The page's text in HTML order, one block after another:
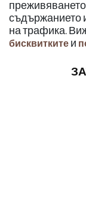
съдържанието
на трафика.
бисквитките и
съдържание